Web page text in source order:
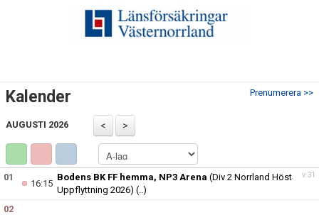
BILDGALLERI
DOKUMENT
Prenumerera >>
Kalender
AUGUSTI 2026
v.31
01
16:15
Bodens BK FF hemma, NP3 Arena (Div 2 Norrland Höst
Uppflyttning 2026) (..)
02